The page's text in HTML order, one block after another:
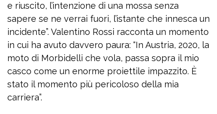
e riuscito, l’intenzione di una mossa senza
sapere se ne verrai fuori, l’istante che innesca un
incidente”. Valentino Rossi racconta un momento
in cui ha avuto davvero paura: “In Austria, 2020, la
moto di Morbidelli che vola, passa sopra il mio
casco come un enorme proiettile impazzito. È
stato il momento più pericoloso della mia
carriera”.